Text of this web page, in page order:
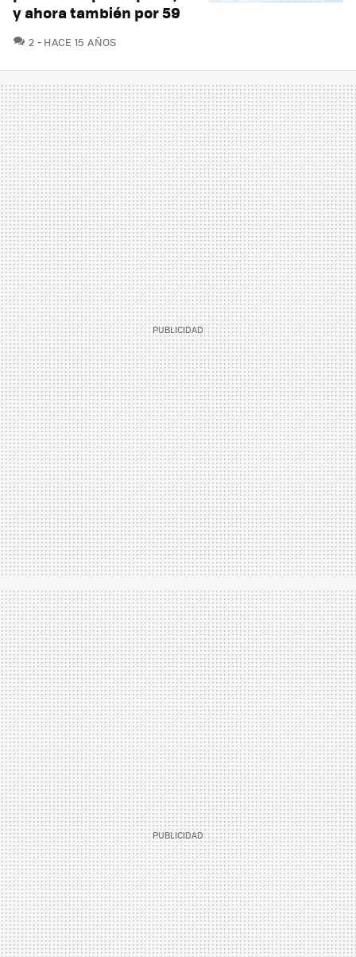
y ahora también por 59
2 COMENTARIOS
HACE 15 AÑOS